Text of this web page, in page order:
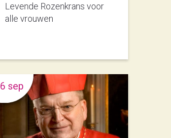
Levende Rozenkrans voor
alle vrouwen
6 sep